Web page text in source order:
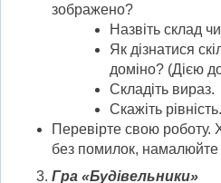
зображено?
Назвіть склад
Як дізнатися
доміно? (Дією
Складіть вираз.
Скажіть
Перевірте свою роботу.
без помилок, намалюйте
Гра «Будівельники»